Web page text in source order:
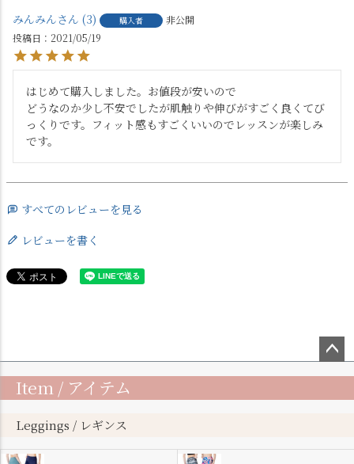
みんみん 3 購入者
非公開
投稿日
2021/05/19
はじめて購入しました。お値段が安いので
どうなのか少し不安でしたが肌触りや伸びがすごく良くてび
っくりです。フィット感もすごくいいのでレッスンが楽しみ
です。
すべてのレビューを見る
レビューを書く
ップ
Item / アイテム
Leggings / レギンス